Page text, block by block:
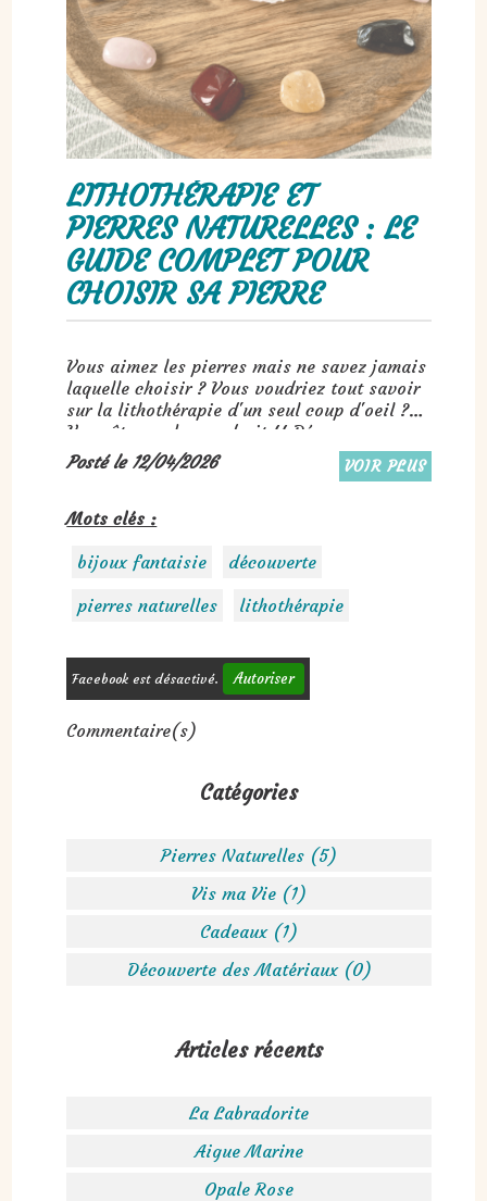
LITHOTHÉRAPIE ET
PIERRES NATURELLES : LE
GUIDE COMPLET POUR
CHOISIR SA PIERRE
Vous aimez les pierres mais ne savez jamais
laquelle choisir ? Vous voudriez tout savoir
sur la lithothérapie d'un seul coup d'oeil ?
Vous êtes au bon endroit !! Découvrez
facilement quelle pierre vous correspond.
Posté le 12/04/2026 VOIR PLUS
Mots clés :
bijoux fantaisie
découverte
pierres naturelles
lithothérapie
Facebook est désactivé. Autoriser
Commentaire(s)
Catégories
Pierres Naturelles (5)
Vis ma Vie (1)
Cadeaux (1)
Découverte des Matériaux (0)
Articles récents
La Labradorite
Aigue Marine
Opale Rose